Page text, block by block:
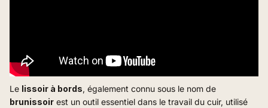
Le lissoir à bords, également connu sous le nom de
brunissoir est un outil essentiel dans le travail du cuir, utilisé